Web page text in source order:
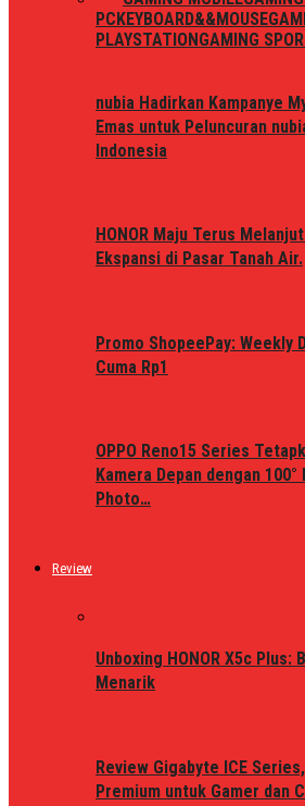
PCKEYBOARD&&MOUSE
PLAYSTATIONGAMING
nubia Hadirkan Kampanye
Emas untuk Peluncuran
Indonesia
HONOR Maju Terus
Ekspansi di Pasar Tanah Air.
Promo ShopeePay: Weekly
Cuma Rp1
OPPO Reno15 Series
Kamera Depan dengan
Photo…
Review
Unboxing HONOR X5c Plus:
Menarik
Review Gigabyte ICE
Premium untuk Gamer dan